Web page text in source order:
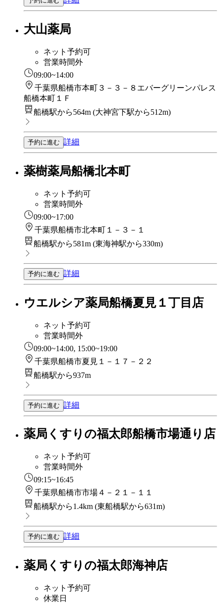
大山薬局
ネット予約可
営業時間外
09:00~14:00
千葉県船橋市本町３－３－８エバーグリーンパレス
船橋本町１Ｆ
船橋駅から564m (大神宮下駅から512m)
予約に進む 詳細
薬樹薬局船橋北本町
ネット予約可
営業時間外
09:00~17:00
千葉県船橋市北本町１－３－１
船橋駅から581m (東海神駅から330m)
予約に進む 詳細
ウエルシア薬局船橋夏見１丁目店
ネット予約可
営業時間外
09:00~14:00, 15:00~19:00
千葉県船橋市夏見１－１７－２２
船橋駅から937m
予約に進む 詳細
薬局くすりの福太郎船橋市場通り店
ネット予約可
営業時間外
09:15~16:45
千葉県船橋市市場４－２１－１１
船橋駅から1.4km (東船橋駅から631m)
予約に進む 詳細
薬局くすりの福太郎海神店
ネット予約可
休業日